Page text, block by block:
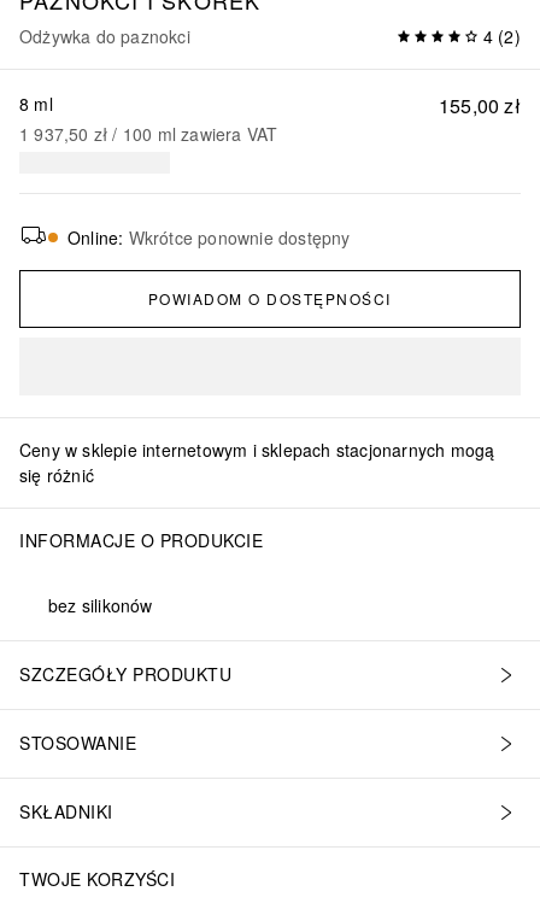
Odżywka do paznokci 4 (2)
155,00 zł
8 ml
1 937,50 zł / 100 ml zawiera VAT
Online: Wkrótce ponownie dostępny
POWIADOM O DOSTĘPNOŚCI
Ceny w sklepie internetowym i sklepach stacjonarnych mogą
się różnić
INFORMACJE O PRODUKCIE
bez silikonów
SZCZEGÓŁY PRODUKTU
STOSOWANIE
SKŁADNIKI
TWOJE KORZYŚCI